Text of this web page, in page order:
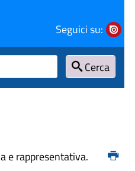
Seguici su:
Cerca
e rappresentativa.